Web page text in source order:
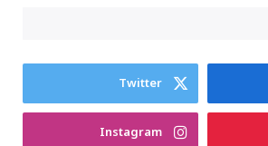
Twitter
Instagram